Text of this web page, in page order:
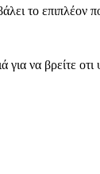
το επιπλέον
να βρείτε